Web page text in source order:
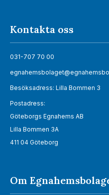
Kontakta oss
031-707 70 00
Besöksadress: Lilla Bommen 3
Postadress:
Göteborgs Egnahems AB
Lilla Bommen 3A
411 04 Göteborg
Om